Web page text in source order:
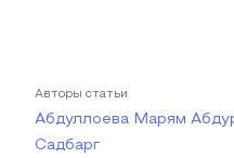
Авторы статьи
Абдуллоева Марям
Садбарг